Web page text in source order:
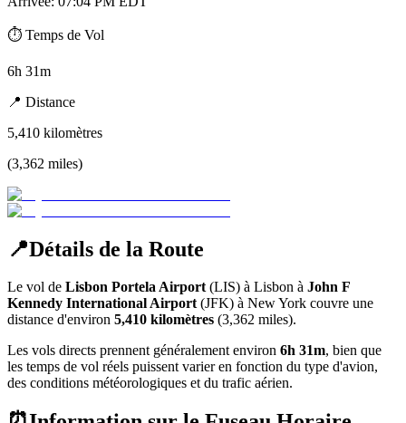
⏱️ Temps de Vol
6h 31m
📍 Distance
5,410 kilomètres
(3,362 miles)
📍Détails de la Route
Le vol de Lisbon Portela Airport(LIS) à Lisbon à John F
Kennedy International Airport(JFK) à New York couvre une
distance d'environ 5,410 kilomètres (3,362 miles).
Les vols directs prennent généralement environ 6h 31m, bien que
les temps de vol réels puissent varier en fonction du type d'avion,
des conditions météorologiques et du trafic aérien.